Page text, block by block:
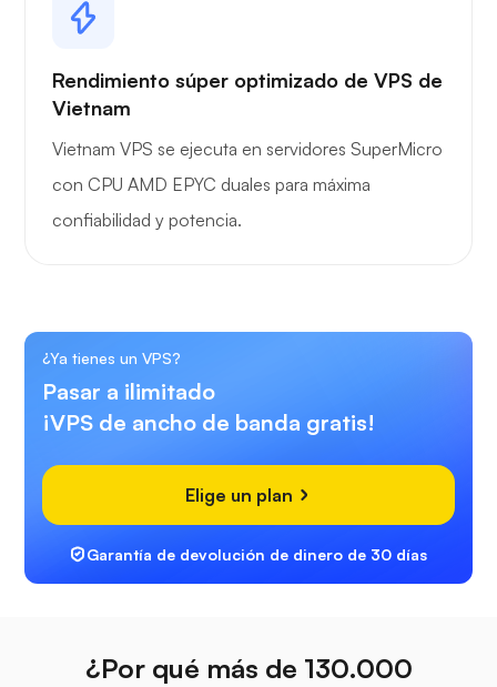
Rendimiento súper optimizado de VPS de
Vietnam
Vietnam VPS se ejecuta en servidores SuperMicro
con CPU AMD EPYC duales para máxima
confiabilidad y potencia.
¿Ya tienes un VPS?
Pasar a ilimitado
¡VPS de ancho de banda gratis!
Elige un plan
Garantía de devolución de dinero de 30 días
¿Por qué más de 130.000